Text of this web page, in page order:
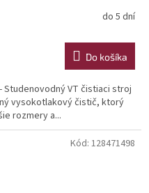
do 5 dní
Do košíka
- Studenovodný VT čistiaci stroj
vysokotlakový čistič, ktorý
rozmery a...
Kód: 128471498